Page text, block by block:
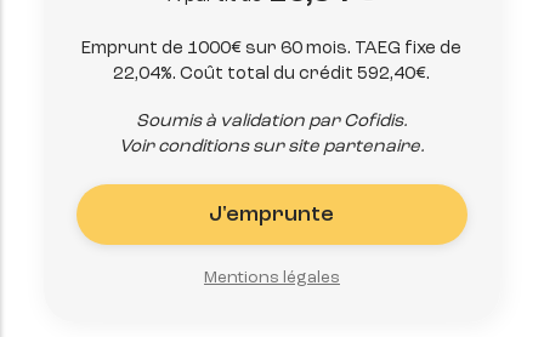
Emprunt de 1000€ sur 60 mois. TAEG fixe de
22,04%. Coût total du crédit 592,40€.
Soumis à validation par Cofidis.
Voir conditions sur site partenaire.
J'emprunte
Mentions légales